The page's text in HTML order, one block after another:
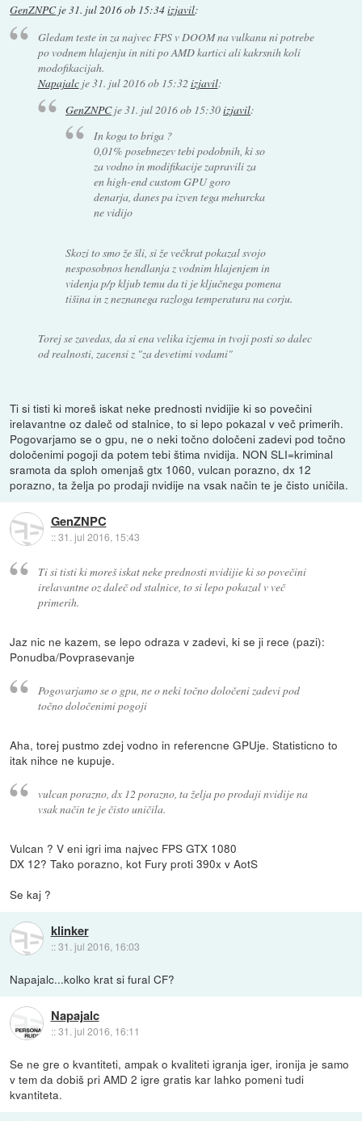
GenZNPCje31. jul 2016 ob 15:34izjavil:
Gledam teste in za najvec FPS v DOOM na vulkanu ni potrebe
po vodnem hlajenju in niti po AMD kartici ali kakrsnih koli
modofikacijah.
Napajalcje31. jul 2016 ob 15:32 izjavil:
GenZNPCje31. jul 2016 ob 15:30izjavil:
In koga to briga ?
0,01% posebnezev tebi podobnih, ki so
za vodno in modifikacije zapravili za
en high-end custom GPU goro
denarja, danes pa izven tega mehurcka
ne vidijo
Skozi to smo že šli, si že večkrat pokazal svojo
nesposobnos hendlanja z vodnim hlajenjem in
videnja p/p kljub temu da ti je ključnega pomena
tišina in z neznanega razloga temperatura na corju.
Torej se zavedas, da si ena velika izjema in tvoji posti so dalec
od realnosti, zacensi z "za devetimi vodami"
Ti si tisti ki moreš iskat neke prednosti nvidijie ki so povečini
irelavantne oz daleč od stalnice, to si lepo pokazal v več primerih.
Pogovarjamo se o gpu, ne o neki točno določeni zadevi pod točno
določenimi pogoji da potem tebi štima nvidija. NON SLI=kriminal
sramota da sploh omenjaš gtx 1060, vulcan porazno, dx 12
porazno, ta želja po prodaji nvidije na vsak način te je čisto uničila.
GenZNPC
::31. jul 2016, 15:43
Ti si tisti ki moreš iskat neke prednosti nvidijie ki so povečini
irelavantne oz daleč od stalnice, to si lepo pokazal v več
primerih.
Jaz nic ne kazem, se lepo odraza v zadevi, ki se ji rece (pazi):
Ponudba/Povprasevanje
Pogovarjamo se o gpu, ne o neki točno določeni zadevi pod
točno določenimi pogoji
Aha, torej pustmo zdej vodno in referencne GPUje. Statisticno to
itak nihce ne kupuje.
vulcan porazno, dx 12 porazno, ta želja po prodaji nvidije na
vsak način te je čisto uničila.
Vulcan ? V eni igri ima najvec FPS GTX 1080
DX 12? Tako porazno, kot Fury proti 390x v AotS
Se kaj ?
klinker
::31. jul 2016, 16:03
Napajalc...kolko krat si fural CF?
Napajalc
::31. jul 2016, 16:11
Se ne gre o kvantiteti, ampak o kvaliteti igranja iger, ironija je samo
v tem da dobiš pri AMD 2 igre gratis kar lahko pomeni tudi
kvantiteta.